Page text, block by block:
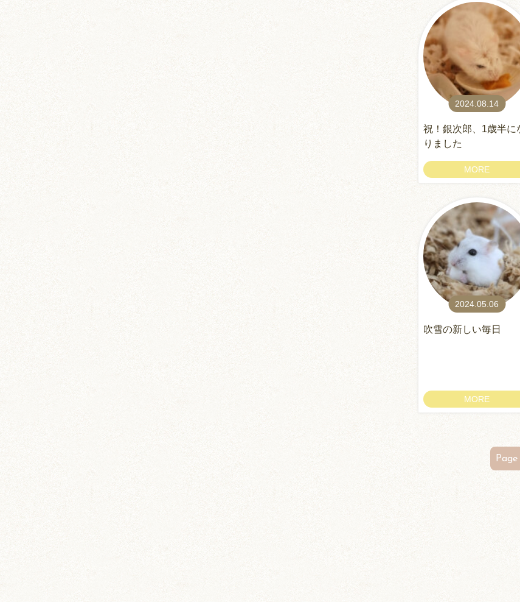
2024.08.14
祝！銀次郎、1歳半に
りました
MORE
2024.05.06
吹雪の新しい毎日
MORE
Page